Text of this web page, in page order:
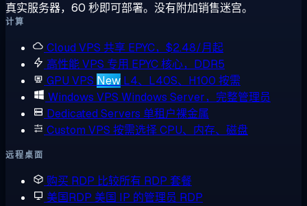
真实服务器，60 秒即可部署。没有附加销售迷宫。
计算
Cloud VPS 共享 EPYC，$2.48/月起
高性能 VPS 专用 EPYC 核心，DDR5
GPU VPS New L4、L40S、H100 按需
Windows VPS Windows Server，完整管理员
Dedicated Servers 单租户裸金属
Custom VPS 按需选择 CPU、内存、磁盘
远程桌面
购买 RDP 比较所有 RDP 套餐
美国RDP 美国 IP 的管理员 RDP